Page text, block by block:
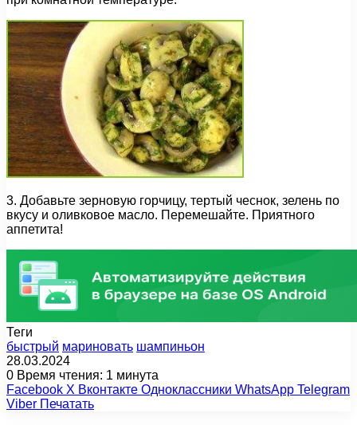
3. Добавьте зерновую горчицу, тертый чеснок, зелень по
вкусу и оливковое масло. Перемешайте. Приятного
аппетита!
Теги
быстрый мариновать шампиньон
28.03.2024
0 Время чтения: 1 минута
Facebook X Вконтакте Одноклассники WhatsApp Telegram
Viber Печатать